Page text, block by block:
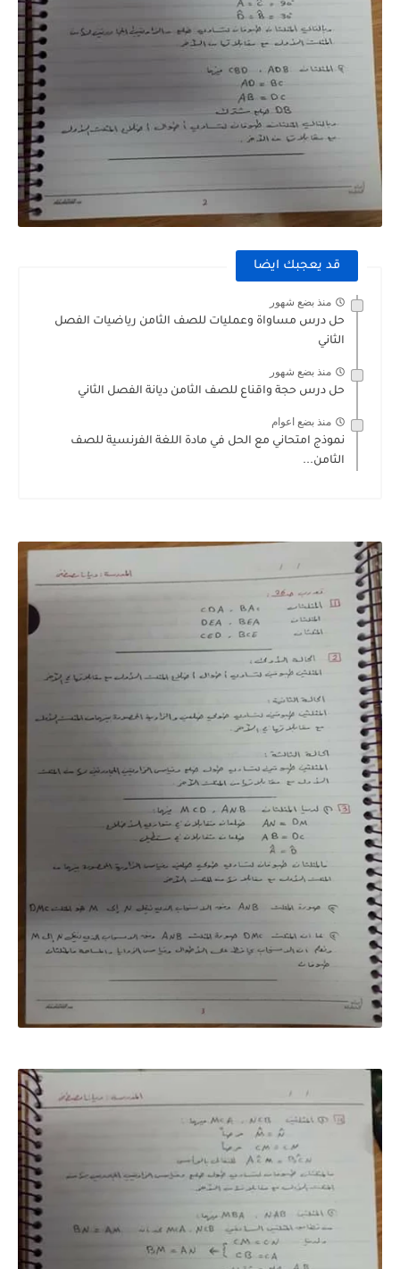
قد يعجبك ايضا
منذ بضع شهور
حل درس مساواة وعمليات للصف الثامن رياضيات الفصل
الثاني
منذ بضع شهور
حل درس حجة واقناع للصف الثامن ديانة الفصل الثاني
منذ بضع اعوام
نموذج امتحاني مع الحل في مادة اللغة الفرنسية للصف
الثامن...